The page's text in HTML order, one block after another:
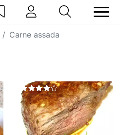
Carne assada